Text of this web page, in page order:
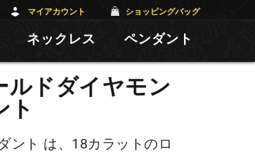
マイアカウント ショッピングバッグ
ネックレス ペンダント
ルドダイヤモン
ト
ント は、18カラットのロ